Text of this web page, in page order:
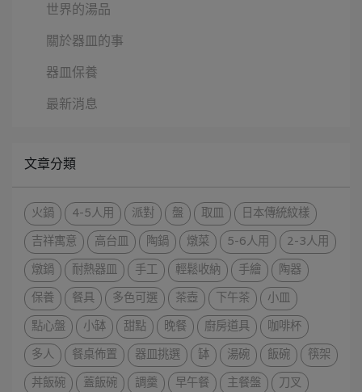
世界的湯品
關於器皿的事
器皿保養
最新消息
文章分類
火鍋 4-5人用 派對 盤 取皿
日本傳統紋樣
吉祥寓意
高台皿 陶鍋 燉菜 5-6人用
2-3人用
燉鍋
耐熱器皿 手工 輕鬆收納 手繪
陶器
保養
餐具 多色可選 茶壺 下午茶
小皿
點心盤
小缽 甜點 晚餐 廚房道具
咖啡杯
多人
餐桌佈置 器皿挑選 缽 湯碗 飯碗
筷架
丼飯碗
蓋飯碗 調羹 早午餐 主餐盤
刀叉